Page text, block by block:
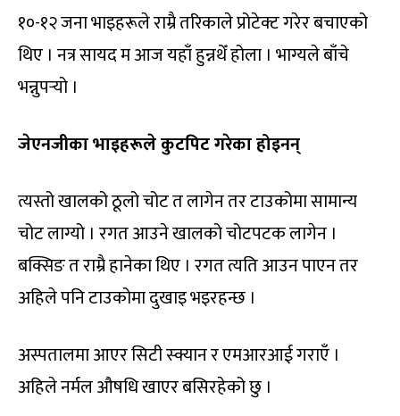
१०-१२ जना भाइहरूले राम्रै तरिकाले प्रोटेक्ट गरेर बचाएको
थिए । नत्र सायद म आज यहाँ हुन्नथेँ होला । भाग्यले बाँचे
भन्नुपर्‍यो ।
जेएनजीका भाइहरूले कुटपिट गरेका होइनन्
त्यस्तो खालको ठूलो चोट त लागेन तर टाउकोमा सामान्य
चोट लाग्यो । रगत आउने खालको चोटपटक लागेन ।
बक्सिङ त राम्रै हानेका थिए । रगत त्यति आउन पाएन तर
अहिले पनि टाउकोमा दुखाइ भइरहन्छ ।
अस्पतालमा आएर सिटी स्क्यान र एमआरआई गराएँ ।
अहिले नर्मल औषधि खाएर बसिरहेको छु ।